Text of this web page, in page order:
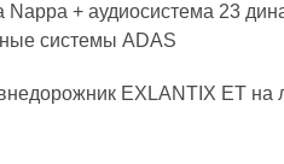
+ аудиосистема 23
системы ADAS
EXLANTIX ET на